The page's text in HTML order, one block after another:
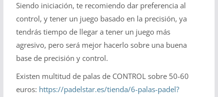
Siendo iniciación, te recomiendo dar preferencia al
control, y tener un juego basado en la precisión, ya
tendrás tiempo de llegar a tener un juego más
agresivo, pero será mejor hacerlo sobre una buena
base de precisión y control.
Existen multitud de palas de CONTROL sobre 50-60
euros: https://padelstar.es/tienda/6-palas-padel?